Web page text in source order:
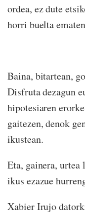
ordea, ez dute
horri buelta
Baina, bitartean,
Disfruta dezagun
hipotesiaren
gaitezen, denok
ikustean.
Eta, gainera, urtea
ikus ezazue
Xabier Irujo